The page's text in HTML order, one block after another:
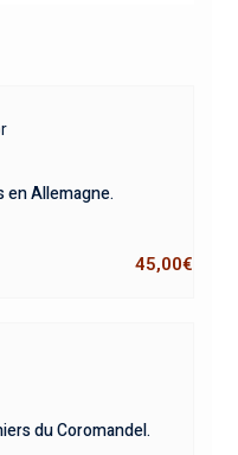
en Allemagne.
45,00€
du Coromandel.